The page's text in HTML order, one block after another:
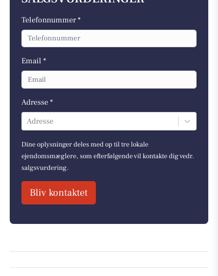
Telefonnummer *
Email *
Adresse *
Adresse
Dine oplysninger deles med op til tre lokale
ejendomsmæglere, som efterfølgende vil kontakte dig vedr.
salgsvurdering.
Bliv kontaktet